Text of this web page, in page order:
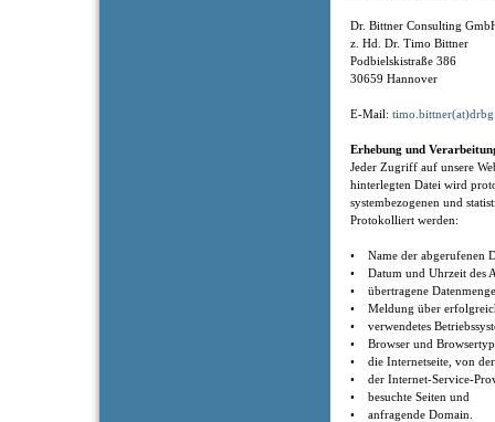
Dr. Bittner Consulting
z. Hd. Dr. Timo Bittner
Podbielskistraße 386
30659 Hannover
E-Mail:
Erhebung und
Jeder Zugriff auf unsere
hinterlegten Datei wird
systembezogenen und
Protokolliert werden:
• Name der abgerufenen
• Datum und Uhrzeit des
• übertragene
• Meldung über
• verwendetes
• Browser und
• die Internetseite, von
• der Internet-Service-
• besuchte Seiten und
• anfragende Domain.